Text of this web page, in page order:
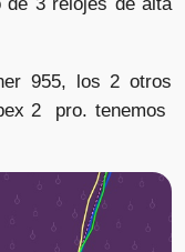
2
🔄 30 días
955, los 2 otros
2 pro. tenemos